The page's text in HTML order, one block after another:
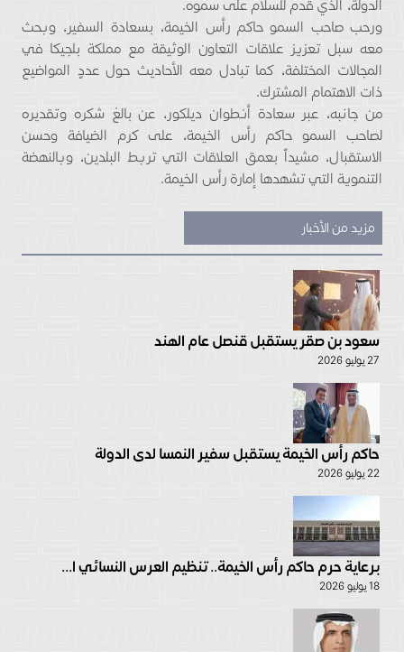
الدولة، الذي قدم للسلام على سموه.
ورحب صاحب السمو حاكم رأس الخيمة، بسعادة السفير، وبحث
معه سبل تعزيز علاقات التعاون الوثيقة مع مملكة بلجيكا في
المجالات المختلفة، كما تبادل معه الأحاديث حول عددٍ المواضيع
ذات الاهتمام المشترك.
من جانبه، عبر سعادة أنطوان ديلكور، عن بالغ شكره وتقديره
لصاحب السمو حاكم رأس الخيمة، على كرم الضيافة وحسن
الاستقبال، مشيداً بعمق العلاقات التي تربط البلدين، وبالنهضة
التنموية التي تشهدها إمارة رأس الخيمة.
مزيد من الأخبار
سعود بن صقر يستقبل قنصل عام الهند
27 يوليو 2026
حاكم رأس الخيمة يستقبل سفير النمسا لدى الدولة
22 يوليو 2026
برعاية حرم حاكم رأس الخيمة.. تنظيم العرس النسائي ا...
18 يوليو 2026